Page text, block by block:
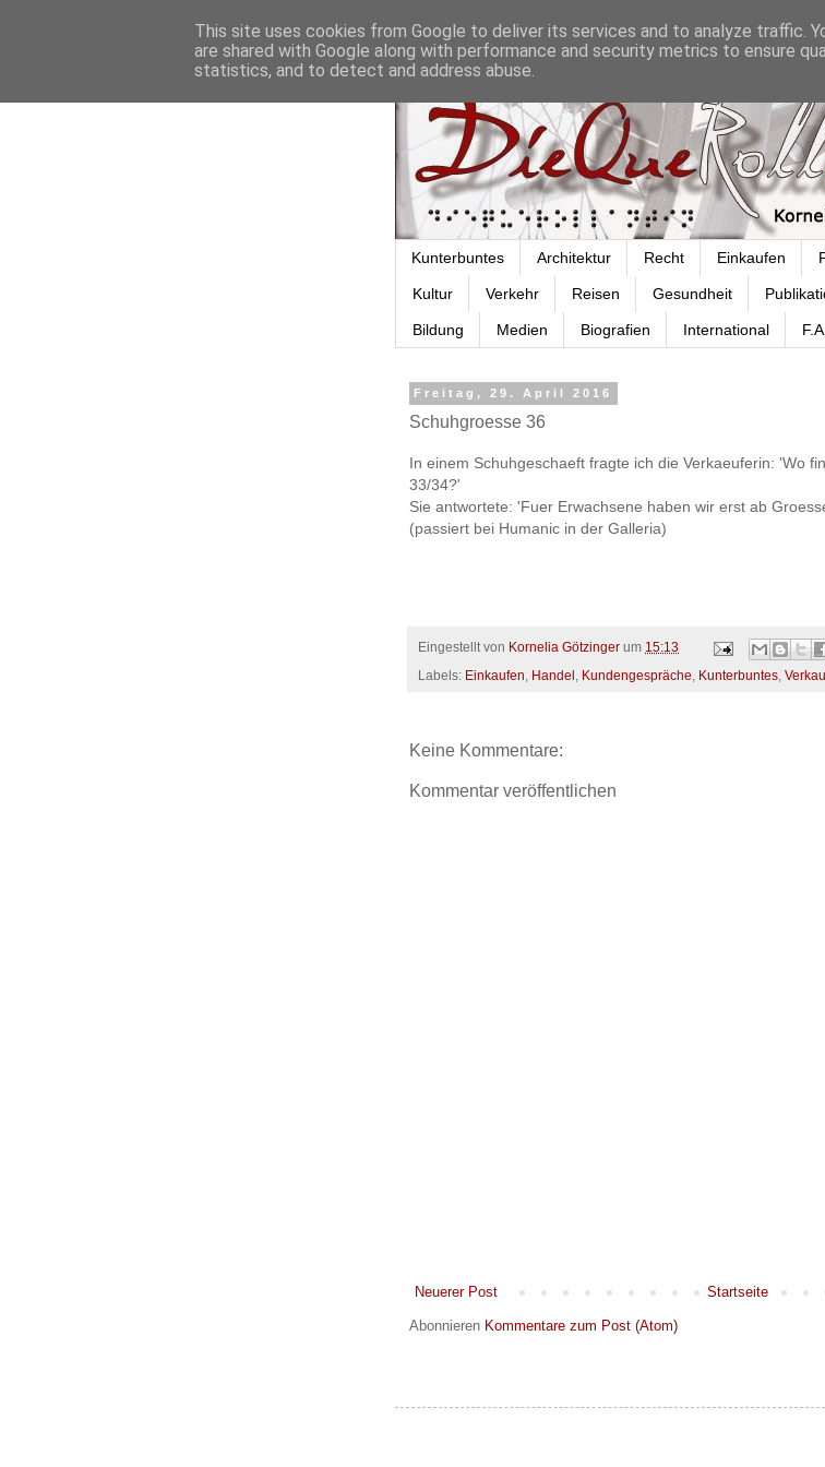
Kunterbuntes Architektur Recht Einkaufen
Kultur Verkehr Reisen Gesundheit
Bildung Medien Biografien International
Freitag, 29. April 2016
Schuhgroesse 36
In einem Schuhgeschaeft fragte ich die Verkaeuferin: 'Wo
33/34?'
Sie antwortete: 'Fuer Erwachsene haben wir erst ab
(passiert bei Humanic in der Galleria)
Eingestellt von Kornelia Götzinger um 15:13
Labels: Einkaufen Handel Kundengespräche Kunterbuntes
Keine Kommentare:
Kommentar veröffentlichen
Neuerer Post Startseite
Abonnieren Kommentare zum Post (Atom)
This site uses cookies from Google to deliver its services and to analyze traffic.
are shared with Google along with performance and security metrics to ensure
statistics, and to detect and address abuse.